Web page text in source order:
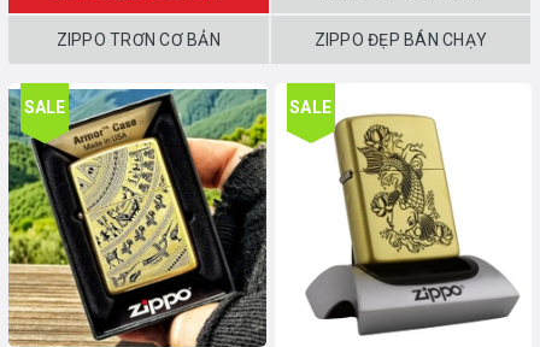
ZIPPO TRƠN CƠ BẢN ZIPPO ĐẸP BÁN CHẠY
SALE SALE